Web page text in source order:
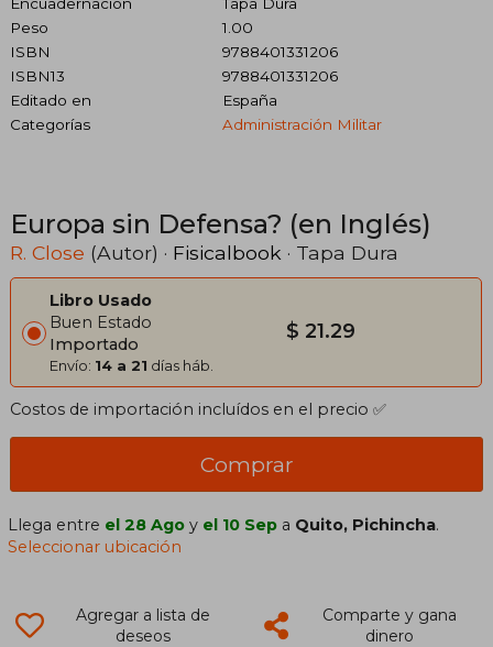
Peso
1.00
ISBN
9788401331206
ISBN13
9788401331206
Editado en
España
Categorías
Administración Militar
Europa sin Defensa? (en Inglés)
R. Close (Autor) · Fisicalbook · Tapa Dura
Libro Usado
Buen Estado
Importado
Envío: 14 a 21 días háb.
$ 21.29
Costos de importación incluídos en el precio ✅
Comprar
Llega entre el 28 Ago y el 10 Sep a Quito, Pichincha.
Seleccionar ubicación
Agregar a lista de
deseos
Comparte y gana
dinero